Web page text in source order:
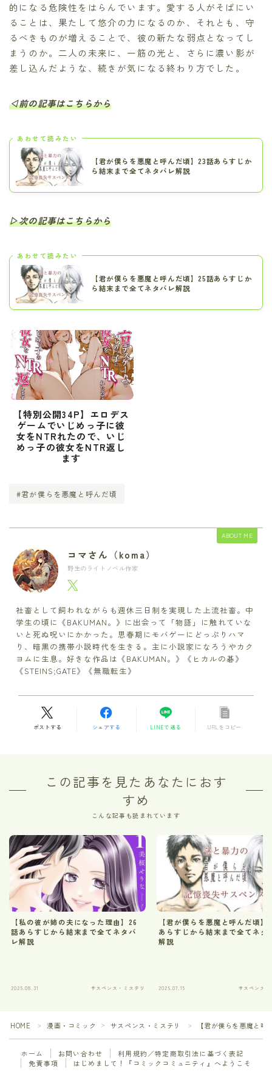
的になる危険性をはらんでいます。愛する人がそばにい
ることは、果たして悠介の力になるのか、それとも、守
るべきものが増えることで、彼の新たな弱点となってし
まうのか。二人の未来に、一筋の光と、さらに濃い影が
差し込んだような、続きが気になる終わり方でした。
◁前の記事はこちらから
あわせて読みたい
【君が僕らを悪魔と呼んだ頃】23話あらすじか
ら結末まで全てネタバレ解説
▷次の記事はこちらから
あわせて読みたい
【君が僕らを悪魔と呼んだ頃】25話あらすじか
ら結末まで全てネタバレ解説
【特別公開34P】エロデス
ゲームでいじめっ子に彼
女をNTRれたので、いじ
めっ子の彼女をNTR返し
ます
#君が僕らを悪魔と呼んだ頃
ABOUT ME
コマさん（koma）
野生のライトノベル作家
社畜として飼われながらも週休三日制を実現した上流社畜。中
学生の頃に《BAKUMAN。》に出会って「物語」に触れていな
いと死ぬ呪いにかかった。思春期にモバゲーにどっぷりハマ
り、暗黒の携帯小説時代を生きる。主に小説家になろうやカク
ヨムに生息。好きな作品は《BAKUMAN。》《ヒカルの碁》
《STEINS;GATE》《無職転生》
ポストする シェアする LINEで送る URLをコピー
この記事を見たあなたにおす
すめ
こんな記事も読まれています
【私の彼が姉の夫になった理由】26
話あらすじから結末まで全てネタバ
レ解説
2025.08.31 サスペンス・ミステリ
【君が僕らを悪魔と呼んだ頃】
あらすじから結末まで全てネタ
解説
2025.07.15 サスペンス
HOME ＞ 漫画・コミック ＞ サスペンス・ミステリ ＞ 【君が僕らを悪魔と
ホーム お問い合わせ
利用規約／特定商取引法に基づく表記
免責事項
はじめまして！『コミックコミュニティ』へようこそ